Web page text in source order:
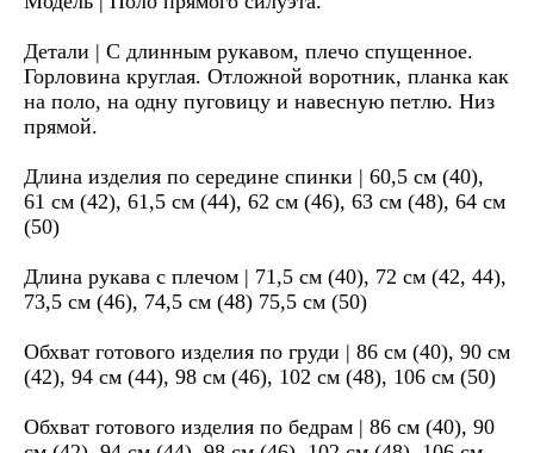
Детали | С длинным рукавом, плечо спущенное.
Горловина круглая. Отложной воротник, планка как
на поло, на одну пуговицу и навесную петлю. Низ
прямой.
Длина изделия по середине спинки | 60,5 см (40),
61 см (42), 61,5 см (44), 62 см (46), 63 см (48), 64 см
(50)
Длина рукава с плечом | 71,5 см (40), 72 см (42, 44),
73,5 см (46), 74,5 см (48) 75,5 см (50)
Обхват готового изделия по груди | 86 см (40), 90 см
(42), 94 см (44), 98 см (46), 102 см (48), 106 см (50)
Обхват готового изделия по бедрам | 86 см (40), 90